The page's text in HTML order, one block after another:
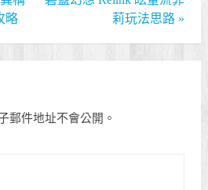
略
莉玩法思路 »
郵件地址不會公開。